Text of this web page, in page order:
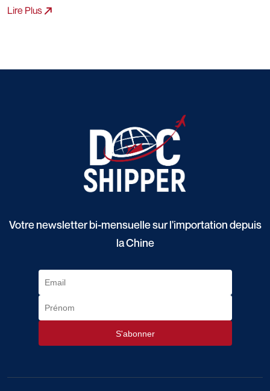
Lire Plus
Votre newsletter bi-mensuelle sur l'importation depuis
la Chine